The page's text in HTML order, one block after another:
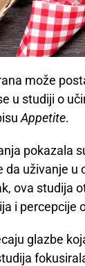
može
u studiji o
Appetite.
pokazala
da uživanje u
ova studija
i percepcije
glazbe